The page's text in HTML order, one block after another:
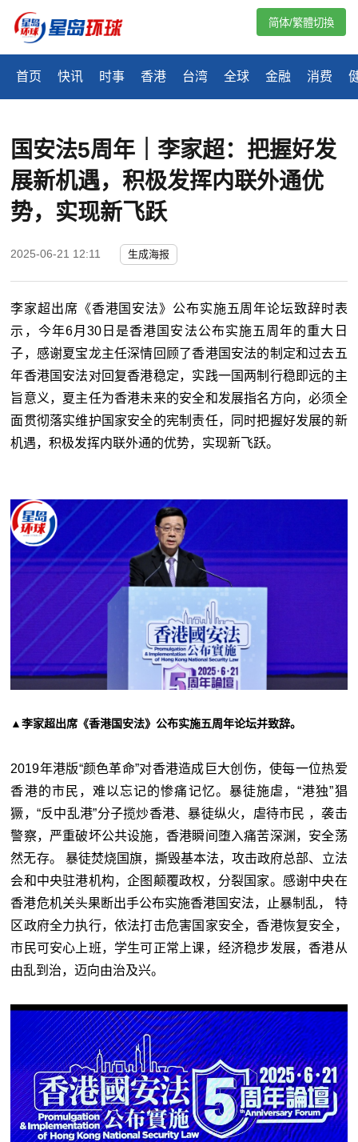
首页 快讯 时事 香港 台湾 全球 金融 消费
简体/繁體切換
国安法5周年｜李家超：把握好发
展新机遇，积极发挥内联外通优
势，实现新飞跃
2025-06-21 12:11 生成海报
李家超出席《香港国安法》公布实施五周年论坛致辞时表
示，今年6月30日是香港国安法公布实施五周年的重大日
子，感谢夏宝龙主任深情回顾了香港国安法的制定和过去五
年香港国安法对回复香港稳定，实践一国两制行稳即远的主
旨意义，夏主任为香港未来的安全和发展指名方向，必须全
面贯彻落实维护国家安全的宪制责任，同时把握好发展的新
机遇，积极发挥内联外通的优势，实现新飞跃。
▲李家超出席《香港国安法》公布实施五周年论坛并致辞。
2019年港版“颜色革命”对香港造成巨大创伤，使每一位热爱
香港的市民，难以忘记的惨痛记忆。暴徒施虐，“港独”猖
獗，“反中乱港”分子揽炒香港、暴徒纵火，虐待市民 ，袭击
警察，严重破坏公共设施，香港瞬间堕入痛苦深渊，安全荡
然无存。 暴徒焚烧国旗，撕毁基本法，攻击政府总部、立法
会和中央驻港机构，企图颠覆政权，分裂国家。感谢中央在
香港危机关头果断出手公布实施香港国安法，止暴制乱， 特
区政府全力执行，依法打击危害国家安全，香港恢复安全，
市民可安心上班，学生可正常上课，经济稳步发展，香港从
由乱到治，迈向由治及兴。